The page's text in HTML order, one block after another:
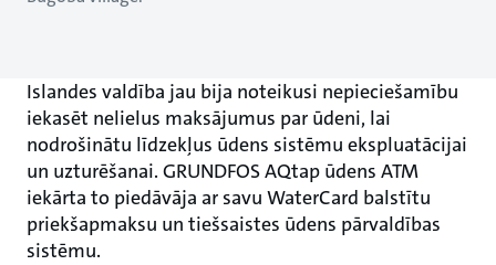
Islandes valdība jau bija noteikusi nepieciešamību
iekasēt nelielus maksājumus par ūdeni, lai
nodrošinātu līdzekļus ūdens sistēmu ekspluatācijai
un uzturēšanai. GRUNDFOS AQtap ūdens ATM
iekārta to piedāvāja ar savu WaterCard balstītu
priekšapmaksu un tiešsaistes ūdens pārvaldības
sistēmu.